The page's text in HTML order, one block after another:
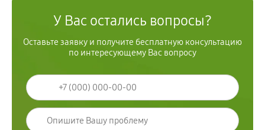
У Вас остались вопросы?
Оставьте заявку и получите бесплатную консультацию
по интересующему Вас вопросу